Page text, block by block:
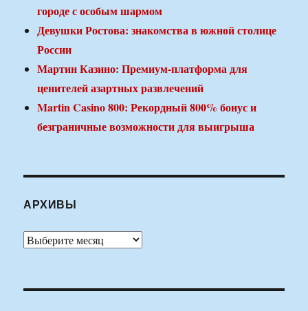
городе с особым шармом
Девушки Ростова: знакомства в южной столице
России
Мартин Казино: Премиум-платформа для
ценителей азартных развлечений
Martin Casino 800: Рекордный 800% бонус и
безграничные возможности для выигрыша
АРХИВЫ
Архивы